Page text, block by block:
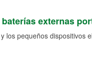
baterías externas
los pequeños dispositivos